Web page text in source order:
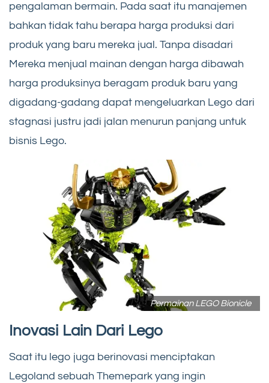
pengalaman bermain. Pada saat itu manajemen
bahkan tidak tahu berapa harga produksi dari
produk yang baru mereka jual. Tanpa disadari
Mereka menjual mainan dengan harga dibawah
harga produksinya beragam produk baru yang
digadang-gadang dapat mengeluarkan Lego dari
stagnasi justru jadi jalan menurun panjang untuk
bisnis Lego.
Permainan LEGO Bionicle
Inovasi Lain Dari Lego
Saat itu lego juga berinovasi menciptakan
Legoland sebuah Themepark yang ingin